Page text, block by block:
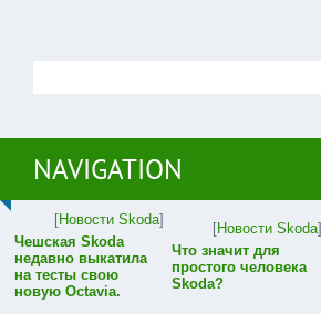
NAVIGATION
[Новости Skoda]
Чешская Skoda
недавно выкатила
на тесты свою
новую Octavia.
[Новости Skoda]
Что значит для
простого человека
Skoda?